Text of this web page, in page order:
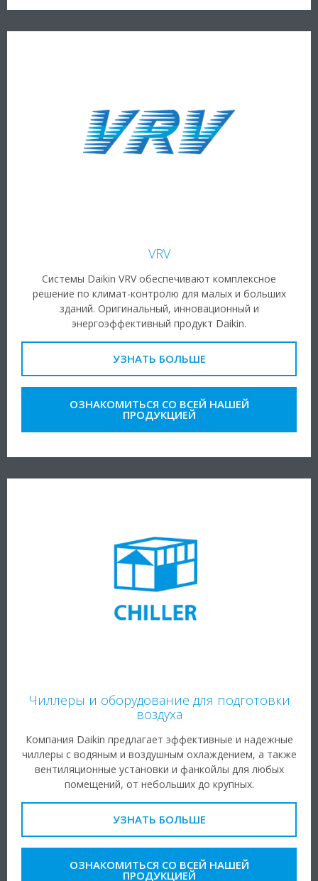
VRV
Системы Daikin VRV обеспечивают комплексное
решение по климат-контролю для малых и больших
зданий. Оригинальный, инновационный и
энергоэффективный продукт Daikin.
УЗНАТЬ БОЛЬШЕ
ОЗНАКОМИТЬСЯ СО ВСЕЙ НАШЕЙ
ПРОДУКЦИЕЙ
Чиллеры и оборудование для подготовки
воздуха
Компания Daikin предлагает эффективные и надежные
чиллеры с водяным и воздушным охлаждением, а также
вентиляционные установки и фанкойлы для любых
помещений, от небольших до крупных.
УЗНАТЬ БОЛЬШЕ
ОЗНАКОМИТЬСЯ СО ВСЕЙ НАШЕЙ
ПРОДУКЦИЕЙ